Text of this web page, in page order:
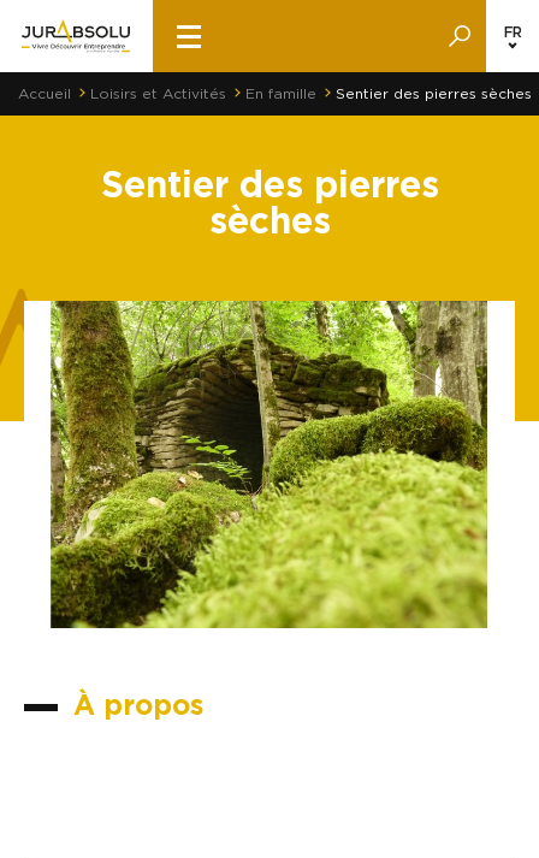
FR
Accueil Loisirs et Activités En famille Sentier des pierres sèches
Sentier des pierres
sèches
À propos